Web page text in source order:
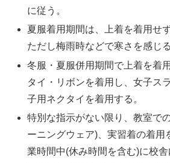
に従う。
夏服着用期間は、上着を着用せ
ただし梅雨時などで寒さを感じ
冬服・夏服併用期間で上着を着
タイ・リボンを着用し、女子ス
子用ネクタイを着用する。
特別な指示がない限り、教室で
ーニングウェア)、実習着の着用
業時間中(休み時間を含む)に校